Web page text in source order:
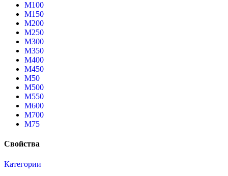
М100
М150
М200
М250
М300
М350
М400
М450
М50
М500
М550
М600
М700
М75
Свойства
Категории